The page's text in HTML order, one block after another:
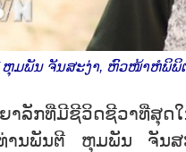
ມພັນ ຈັນສະງ່າ, ຫົວໜ້າຫໍພິພິ
າລັກທີ່ມີຊີວິດຊີວາທີ່ສຸດ
ານພັນຕີ ຫຸມພັນ ຈັນ